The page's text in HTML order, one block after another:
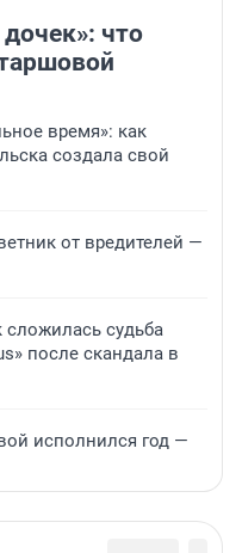
что
время»: как
создала свой
от вредителей —
сложилась судьба
после скандала в
исполнился год —